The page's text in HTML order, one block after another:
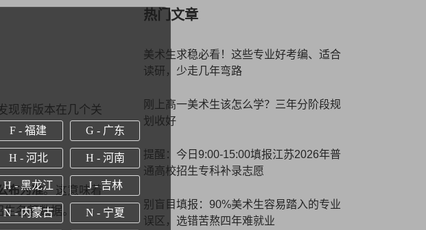
现新版本在几个关
布为准。这意味着
名额数据。
热门文章
美术生求稳必看！这些专业好考编、适合
读研，少走几年弯路
刚上高一美术生该怎么学？三年分阶段规
划收好
提醒：今日9:00-15:00填报江苏2026年普
通高校招生专科补录志愿
别盲目填报：90%美术生容易踏入的专业
误区，选错苦熬四年难就业
F - 福建 G - 广东
H - 河北 H - 河南
H - 黑龙江 J - 吉林
N - 内蒙古 N - 宁夏